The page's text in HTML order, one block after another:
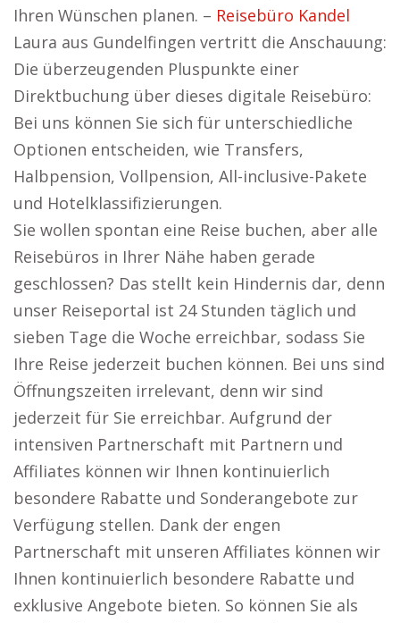
Ihren Wünschen planen. – Reisebüro Kandel
Laura aus Gundelfingen vertritt die Anschauung:
Die überzeugenden Pluspunkte einer
Direktbuchung über dieses digitale Reisebüro:
Bei uns können Sie sich für unterschiedliche
Optionen entscheiden, wie Transfers,
Halbpension, Vollpension, All-inclusive-Pakete
und Hotelklassifizierungen.
Sie wollen spontan eine Reise buchen, aber alle
Reisebüros in Ihrer Nähe haben gerade
geschlossen? Das stellt kein Hindernis dar, denn
unser Reiseportal ist 24 Stunden täglich und
sieben Tage die Woche erreichbar, sodass Sie
Ihre Reise jederzeit buchen können. Bei uns sind
Öffnungszeiten irrelevant, denn wir sind
jederzeit für Sie erreichbar. Aufgrund der
intensiven Partnerschaft mit Partnern und
Affiliates können wir Ihnen kontinuierlich
besondere Rabatte und Sonderangebote zur
Verfügung stellen. Dank der engen
Partnerschaft mit unseren Affiliates können wir
Ihnen kontinuierlich besondere Rabatte und
exklusive Angebote bieten. So können Sie als